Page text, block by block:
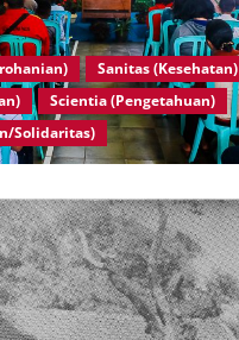
Sanitas (Kesehatan)
Scientia (Pengetahuan)
Solidaritas)